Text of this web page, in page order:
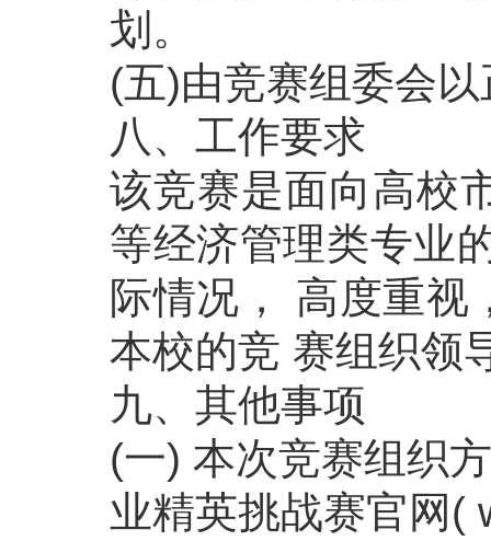
划。
(五)由竞赛组委会
八、工作要求
该竞赛是面向高校
等经济管理类专业
际情况， 高度重视
本校的竞 赛组织领
九、其他事项
(一) 本次竞赛组织
业精英挑战赛官网(